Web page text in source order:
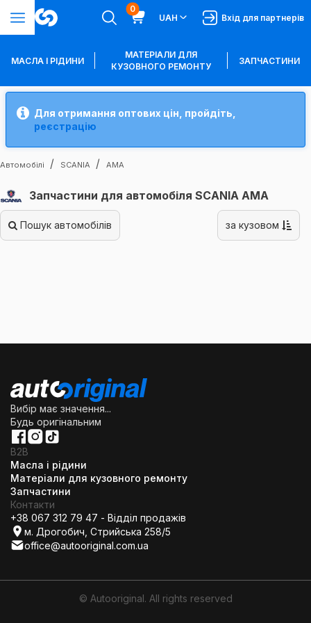
0
UAH
Вхід для партнерів
МАСЛА І РІДИНИ
МАТЕРІАЛИ ДЛЯ
КУЗОВНОГО РЕМОНТУ
ЗАПЧАСТИНИ
Для отримання оптових цін, пройдіть,
реєстрацію
Автомобілі SCANIA AMA
Запчастини для автомобіля SCANIA AMA
Пошук автомобілів за кузовом
Вибір має значення...
Будь оригінальним
B2B
Масла і рідини
Матеріали для кузовного ремонту
Запчастини
Контакти
+38 067 312 79 47 - Відділ продажів
м. Дрогобич, Стрийська 258/5
office@autooriginal.com.ua
© Autooriginal. All rights reserved